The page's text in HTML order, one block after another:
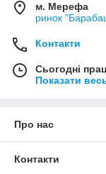
м. Мерефа
ринок
Контакти
Сьогодні
Показати
Про нас
Контакти